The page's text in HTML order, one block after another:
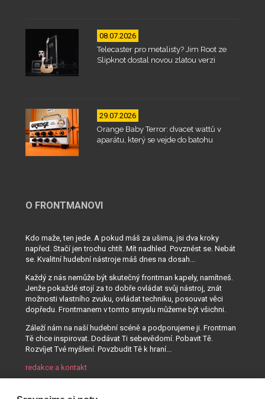
08.07.2026
Telecaster pro metalisty? Jim Root ze
Slipknot dostal novou zlatou verzi
29.07.2026
Orange Baby Terror: dvacet wattů v
aparátu, který se vejde do batohu
O FRONTMANOVI
Kdo maže, ten jede. A pokud máš za ušima, jsi dva kroky
napřed. Stačí jen trochu chtít. Mít nadhled. Povznést se. Nebát
se. Kvalitní hudební nástroje máš dnes na dosah...
Každý z nás nemůže být skutečný frontman kapely, namítneš.
Jenže pokaždé stojí za to dobře ovládat svůj nástroj, znát
možnosti vlastního zvuku, ovládat techniku, posouvat věci
dopředu. Frontmanem v tomto smyslu můžeme být všichni.
Záleží nám na naší hudební scéně a podporujeme ji. Frontman
Tě chce inspirovat. Dodávat Ti sebevědomí. Pobavit Tě.
Rozvíjet Tvé myšlení. Povzbudit Tě k hraní...
redakce a kontakt